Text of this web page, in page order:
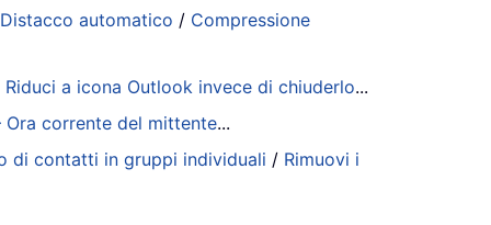
Distacco automatico / Compressione
Riduci a icona Outlook invece di chiuderlo...
corrente del mittente...
di contatti in gruppi individuali / Rimuovi i